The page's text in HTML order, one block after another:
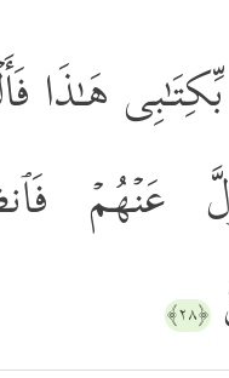
هَـٰذَا
عَنۡهُمۡ
﴿٢٨﴾